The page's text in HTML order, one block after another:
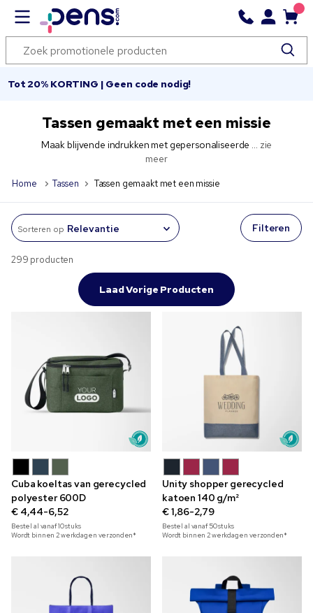
Tot 20% KORTING | Geen code nodig!
Tassen gemaakt met een missie
Maak blijvende indrukken met gepersonaliseerde ... zie
meer
Home Tassen Tassen gemaakt met een missie
Sorteren op Filteren
299 producten
Laad Vorige Producten
Cuba koeltas van gerecycled
polyester 600D
€ 4,44-6,52
Bestel al vanaf10stuks
Wordt binnen 2 werkdagen verzonden*
Unity shopper gerecycled
katoen 140 g/m²
€ 1,86-2,79
Bestel al vanaf50stuks
Wordt binnen 2 werkdagen verzonden*